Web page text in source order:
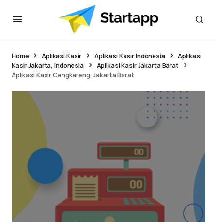
Home Aplikasi Kasir Aplikasi Kasir Indonesia
Aplikasi
Kasir Jakarta, Indonesia
Aplikasi Kasir Jakarta Barat
Aplikasi Kasir Cengkareng, Jakarta Barat